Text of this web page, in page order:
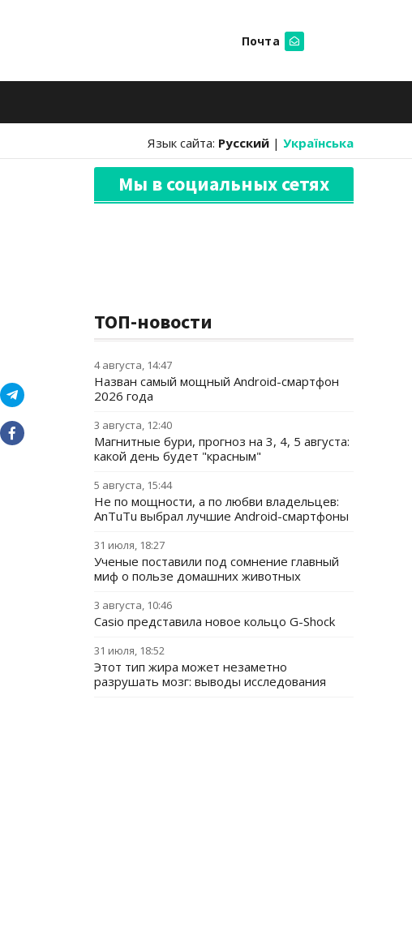
Почта
Язык сайта: Русский | Українська
Мы в социальных сетях
ТОП-новости
4 августа, 14:47
Назван самый мощный Android-смартфон
2026 года
3 августа, 12:40
Магнитные бури, прогноз на 3, 4, 5 августа:
какой день будет "красным"
5 августа, 15:44
Не по мощности, а по любви владельцев:
AnTuTu выбрал лучшие Android-смартфоны
31 июля, 18:27
Ученые поставили под сомнение главный
миф о пользе домашних животных
3 августа, 10:46
Casio представила новое кольцо G-Shock
31 июля, 18:52
Этот тип жира может незаметно
разрушать мозг: выводы исследования